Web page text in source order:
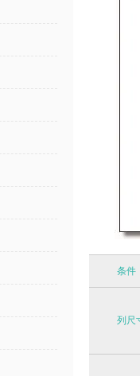
条件
列尺